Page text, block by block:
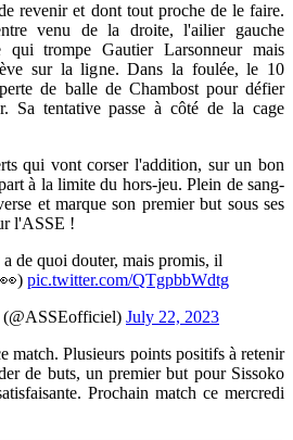
revenir et dont tout proche de le faire.
venu de la droite, l'ailier gauche
qui trompe Gautier Larsonneur mais
sur la ligne. Dans la foulée, le 10
de balle de Chambost pour défier
Sa tentative passe à côté de la cage
qui vont corser l'addition, sur un bon
à la limite du hors-jeu. Plein de sang-
et marque son premier but sous ses
l'ASSE !
de quoi douter, mais promis, il
pic.twitter.com/QTgpbbWdtg
July 22, 2023
match. Plusieurs points positifs à retenir
de buts, un premier but pour Sissoko
Prochain match ce mercredi